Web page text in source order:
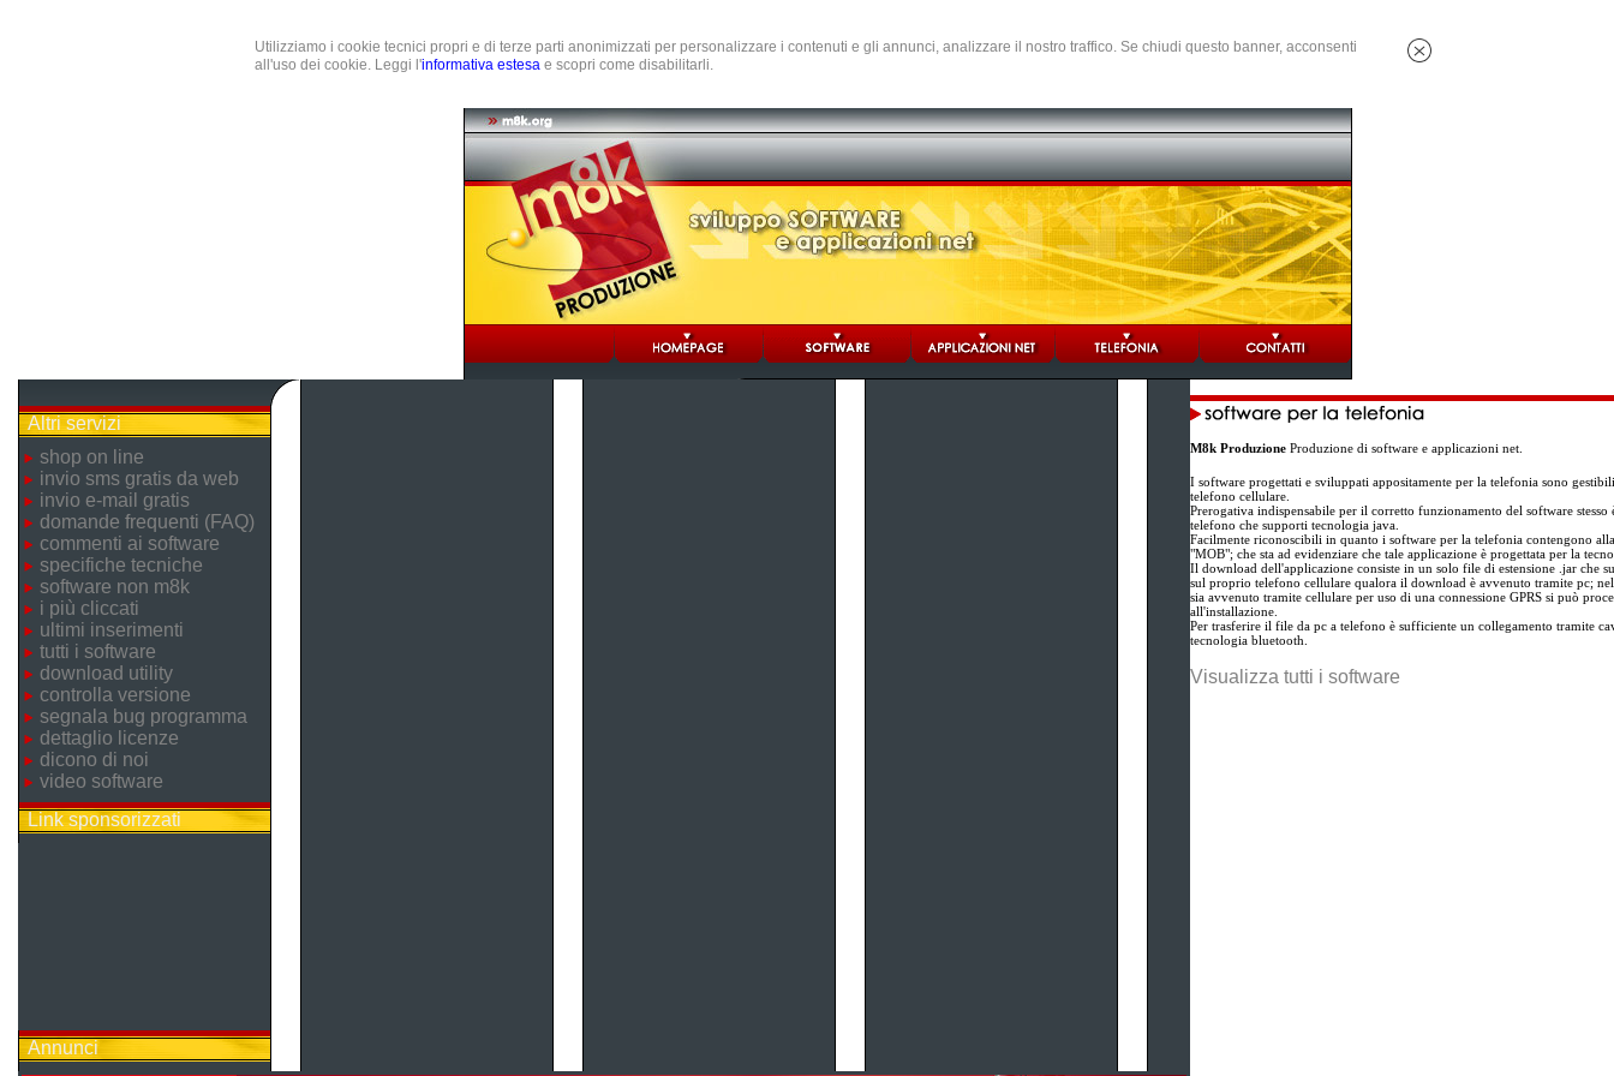
Utilizziamo i cookie tecnici propri e di terze parti anonimizzati per personalizzare i contenuti e gli annunci, analizzare il nostro traffico. Se chiudi questo banner, acconsenti
all'uso dei cookie. Leggi l'informativa estesa e scopri come disabilitarli.
Altri servizi
shop on line
invio sms gratis da web
invio e-mail gratis
domande frequenti (FAQ)
commenti ai software
specifiche tecniche
software non m8k
i più cliccati
ultimi inserimenti
tutti i software
download utility
controlla versione
segnala bug programma
dettaglio licenze
dicono di noi
video software
Link sponsorizzati
Annunci
M8k Produzione Produzione di software e applicazioni net.
I software progettati e sviluppati appositamente per la telefonia sono
telefono cellulare.
Prerogativa indispensabile per il corretto funzionamento del software
telefono che supporti tecnologia java.
Facilmente riconoscibili in quanto i software per la telefonia contengono
"MOB"; che sta ad evidenziare che tale applicazione è progettata per la
Il download dell'applicazione consiste in un solo file di estensione .jar che
sul proprio telefono cellulare qualora il download è avvenuto tramite pc;
sia avvenuto tramite cellulare per uso di una connessione GPRS si può
all'installazione.
Per trasferire il file da pc a telefono è sufficiente un collegamento tramite
tecnologia bluetooth.
Visualizza tutti i software